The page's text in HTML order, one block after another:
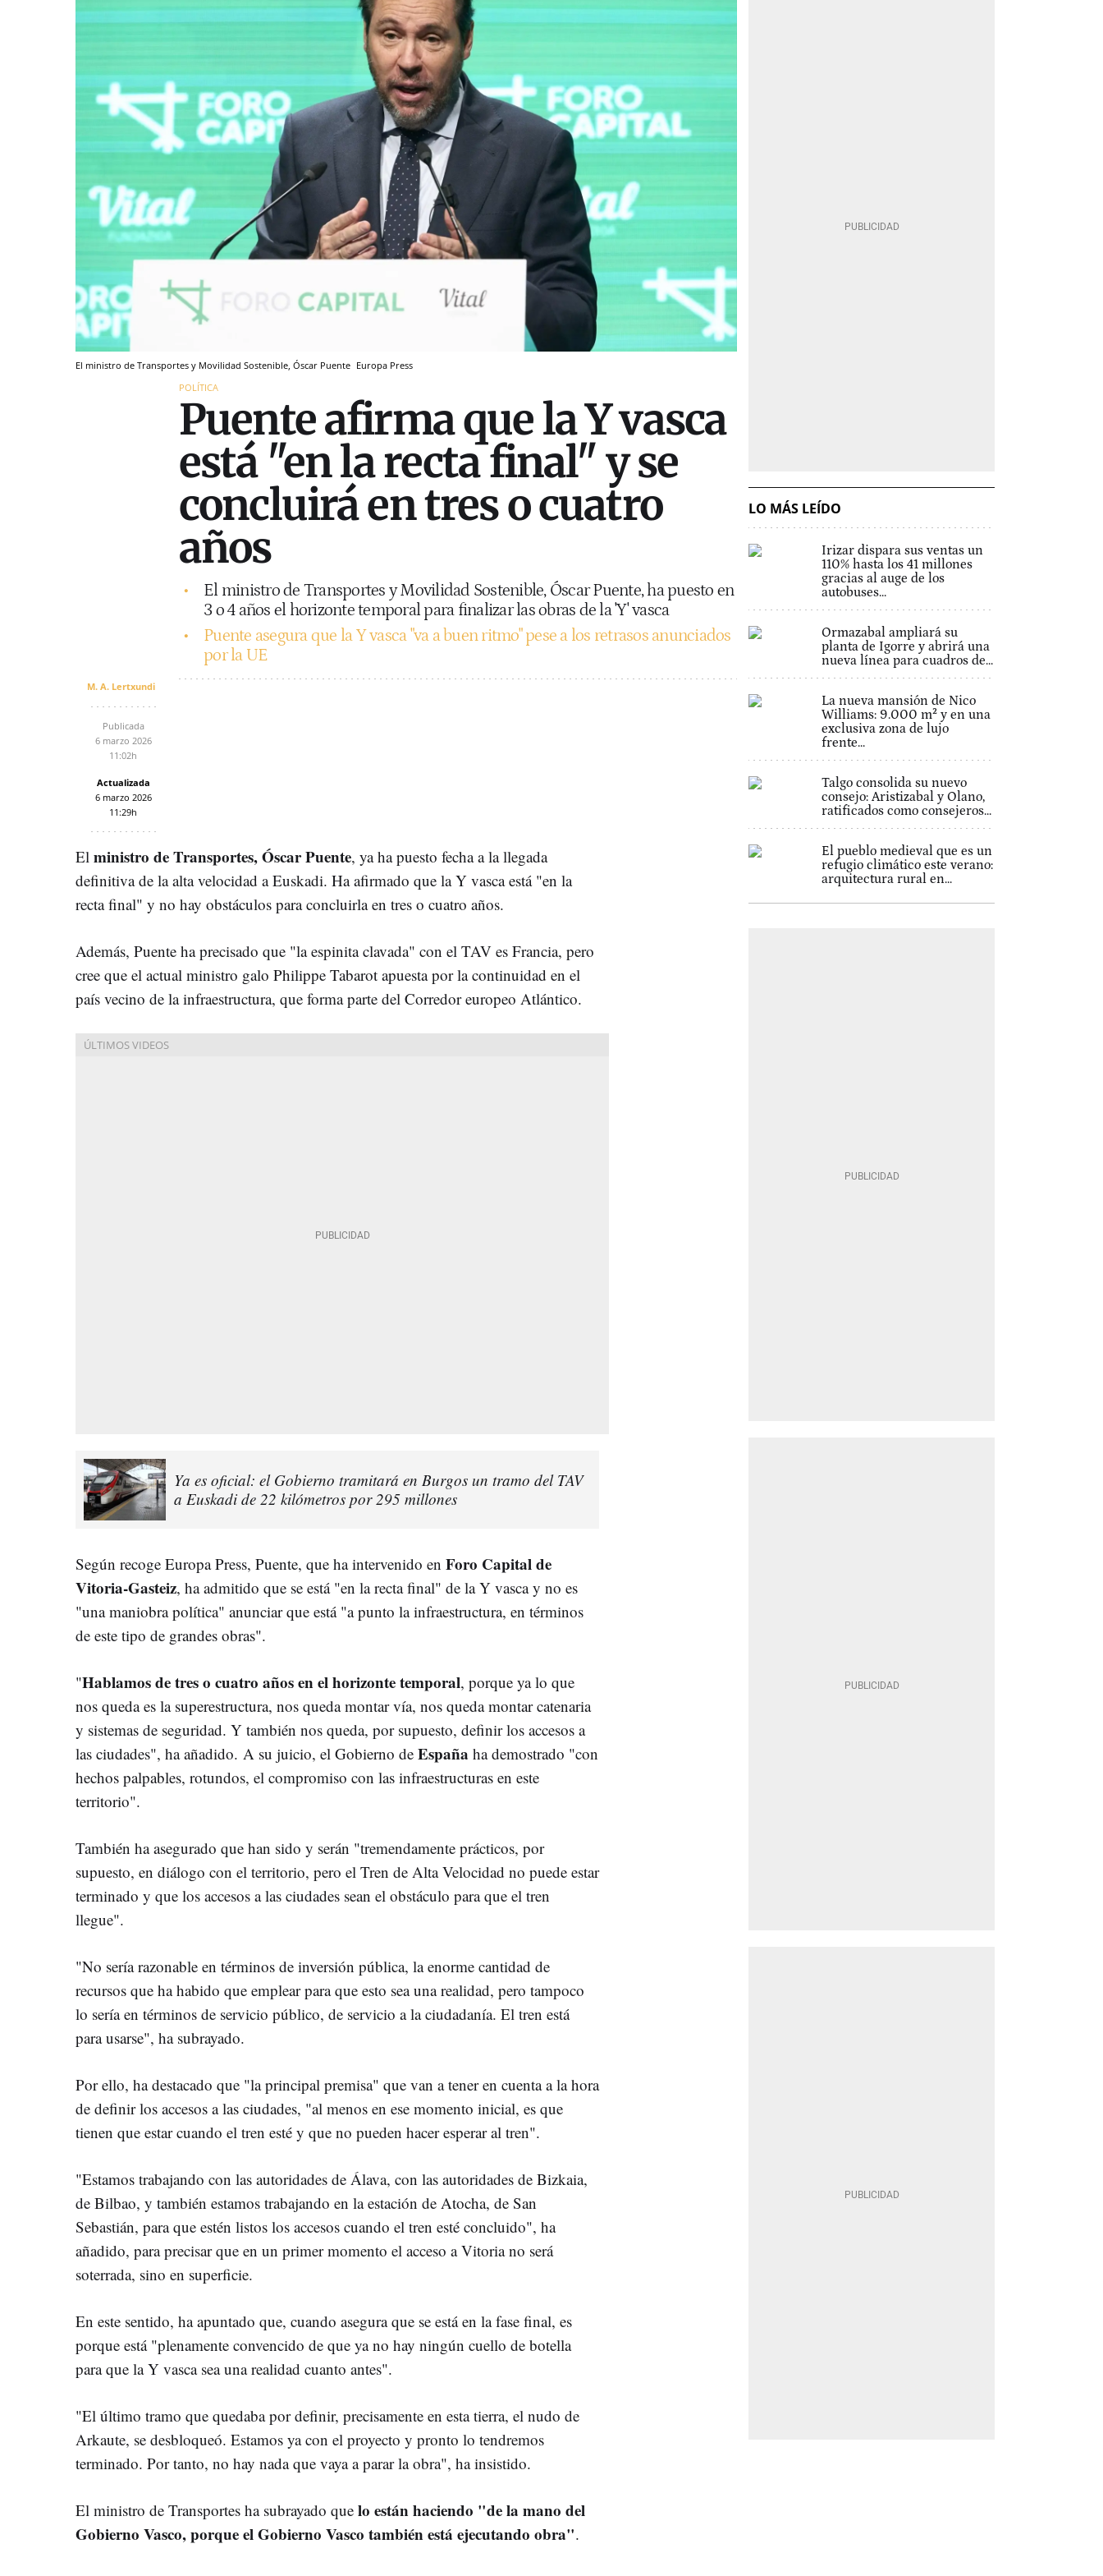
El ministro de Transportes y Movilidad Sostenible, Óscar Puente Europa Press
POLÍTICA
Puente afirma que la Y vasca
está "en la recta final" y se
concluirá en tres o cuatro
años
El ministro de Transportes y Movilidad Sostenible, Óscar Puente, ha puesto en
3 o 4 años el horizonte temporal para finalizar las obras de la 'Y' vasca
Puente asegura que la Y vasca "va a buen ritmo" pese a los retrasos anunciados
por la UE
M. A. Lertxundi
Publicada
6 marzo 2026
11:02h
Actualizada
6 marzo 2026
11:29h
El ministro de Transportes, Óscar Puente, ya ha puesto fecha a la llegada
definitiva de la alta velocidad a Euskadi. Ha afirmado que la Y vasca está "en la
recta final" y no hay obstáculos para concluirla en tres o cuatro años.
Además, Puente ha precisado que "la espinita clavada" con el TAV es Francia, pero
cree que el actual ministro galo Philippe Tabarot apuesta por la continuidad en el
país vecino de la infraestructura, que forma parte del Corredor europeo Atlántico.
Ya es oficial: el Gobierno tramitará en Burgos un tramo del TAV
a Euskadi de 22 kilómetros por 295 millones
Según recoge Europa Press, Puente, que ha intervenido en Foro Capital de
Vitoria-Gasteiz, ha admitido que se está "en la recta final" de la Y vasca y no es
"una maniobra política" anunciar que está "a punto la infraestructura, en términos
de este tipo de grandes obras".
"Hablamos de tres o cuatro años en el horizonte temporal, porque ya lo que
nos queda es la superestructura, nos queda montar vía, nos queda montar catenaria
y sistemas de seguridad. Y también nos queda, por supuesto, definir los accesos a
las ciudades", ha añadido. A su juicio, el Gobierno de España ha demostrado "con
hechos palpables, rotundos, el compromiso con las infraestructuras en este
territorio".
También ha asegurado que han sido y serán "tremendamente prácticos, por
supuesto, en diálogo con el territorio, pero el Tren de Alta Velocidad no puede estar
terminado y que los accesos a las ciudades sean el obstáculo para que el tren
llegue".
"No sería razonable en términos de inversión pública, la enorme cantidad de
recursos que ha habido que emplear para que esto sea una realidad, pero tampoco
lo sería en términos de servicio público, de servicio a la ciudadanía. El tren está
para usarse", ha subrayado.
Por ello, ha destacado que "la principal premisa" que van a tener en cuenta a la hora
de definir los accesos a las ciudades, "al menos en ese momento inicial, es que
tienen que estar cuando el tren esté y que no pueden hacer esperar al tren".
"Estamos trabajando con las autoridades de Álava, con las autoridades de Bizkaia,
de Bilbao, y también estamos trabajando en la estación de Atocha, de San
Sebastián, para que estén listos los accesos cuando el tren esté concluido", ha
añadido, para precisar que en un primer momento el acceso a Vitoria no será
soterrada, sino en superficie.
En este sentido, ha apuntado que, cuando asegura que se está en la fase final, es
porque está "plenamente convencido de que ya no hay ningún cuello de botella
para que la Y vasca sea una realidad cuanto antes".
"El último tramo que quedaba por definir, precisamente en esta tierra, el nudo de
Arkaute, se desbloqueó. Estamos ya con el proyecto y pronto lo tendremos
terminado. Por tanto, no hay nada que vaya a parar la obra", ha insistido.
El ministro de Transportes ha subrayado que lo están haciendo "de la mano del
Gobierno Vasco, porque el Gobierno Vasco también está ejecutando obra".
LO MÁS LEÍDO
Irizar dispara sus ventas un
110% hasta los 41 millones
gracias al auge de los
autobuses...
Ormazabal ampliará su
planta de Igorre y abrirá una
nueva línea para cuadros de...
La nueva mansión de Nico
Williams: 9.000 m² y en una
exclusiva zona de lujo
frente...
Talgo consolida su nuevo
consejo: Aristizabal y Olano,
ratificados como consejeros...
El pueblo medieval que es un
refugio climático este verano:
arquitectura rural en...